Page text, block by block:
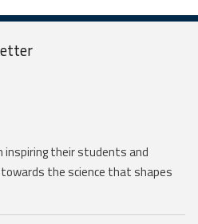
inspiring their students and
the science that shapes